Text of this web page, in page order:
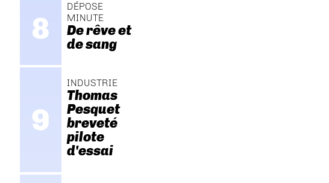
DÉPOSE
MINUTE
De rêve et
de sang
INDUSTRIE
Thomas
Pesquet
breveté
pilote
d'essai